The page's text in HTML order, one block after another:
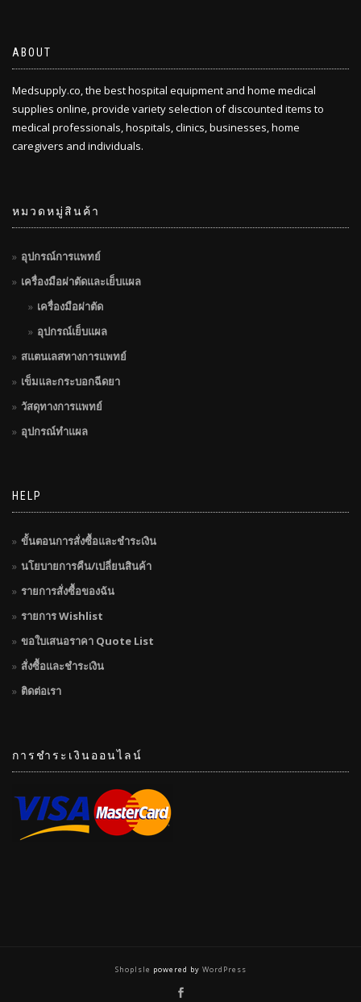
ABOUT
Medsupply.co, the best hospital equipment and home medical
supplies online, provide variety selection of discounted items to
medical professionals, hospitals, clinics, businesses, home
caregivers and individuals.
หมวดหมู่สินค้า
อุปกรณ์การแพทย์
เครื่องมือผ่าตัดและเย็บแผล
เครื่องมือผ่าตัด
อุปกรณ์เย็บแผล
สแตนเลสทางการแพทย์
เข็มและกระบอกฉีดยา
วัสดุทางการแพทย์
อุปกรณ์ทำแผล
HELP
ขั้นตอนการสั่งซื้อและชำระเงิน
นโยบายการคืน/เปลี่ยนสินค้า
รายการสั่งซื้อของฉัน
รายการ Wishlist
ขอใบเสนอราคา Quote List
สั่งซื้อและชำระเงิน
ติดต่อเรา
การชำระเงินออนไลน์
ShopIsle powered by WordPress